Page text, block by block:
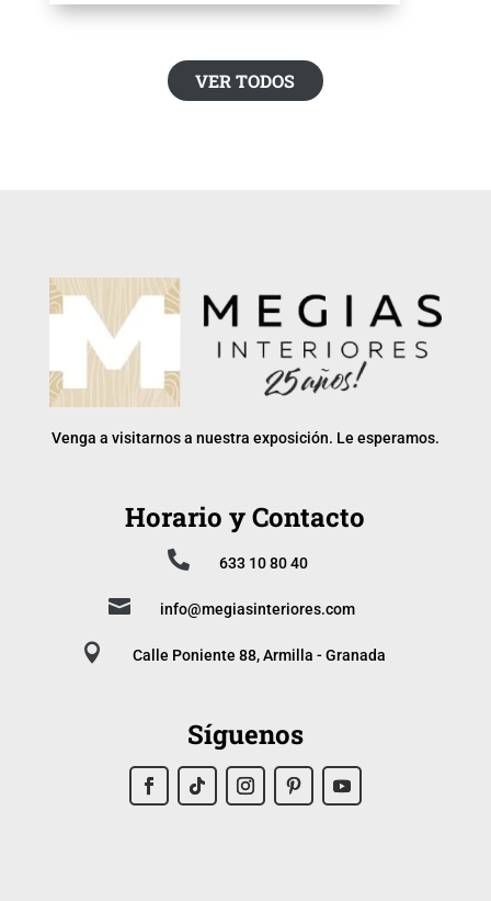
VER TODOS
Venga a visitarnos a nuestra exposición. Le esperamos.
Horario y Contacto
 633 10 80 40
 info@megiasinteriores.com
 Calle Poniente 88, Armilla - Granada
Síguenos